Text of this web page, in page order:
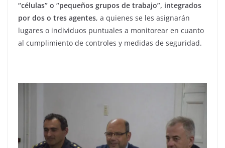
“células” o “pequeños grupos de trabajo”, integrados
por dos o tres agentes, a quienes se les asignarán
lugares o individuos puntuales a monitorear en cuanto
al cumplimiento de controles y medidas de seguridad.